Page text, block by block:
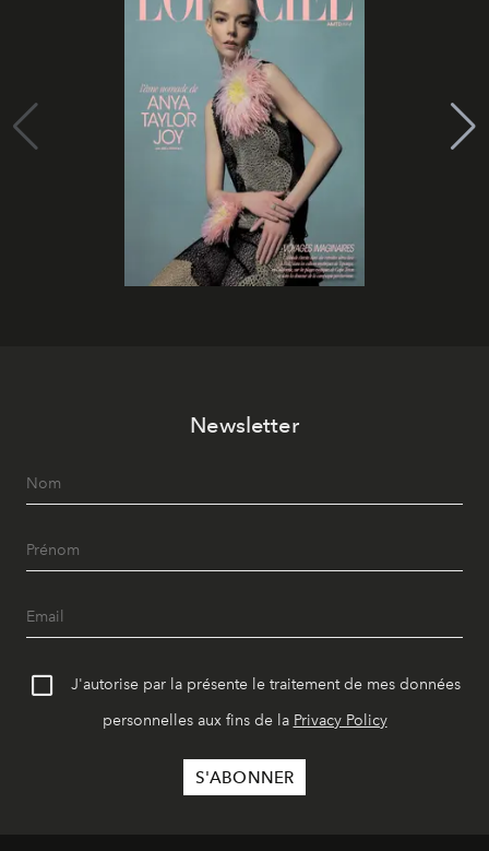
Newsletter
J'autorise par la présente le traitement de mes données
personnelles aux fins de la Privacy Policy